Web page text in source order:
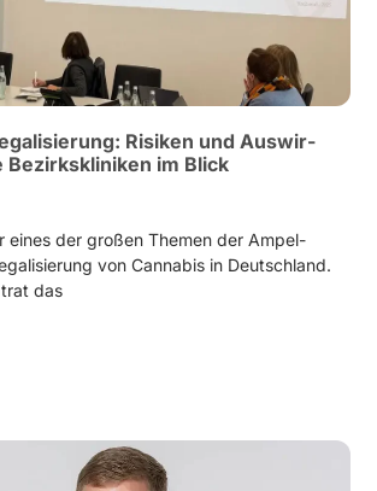
Risiken und Auswir­
Bezirks­kli­niken im Blick
eines der großen Themen der Ampel-
von Cannabis in Deutschland.
das